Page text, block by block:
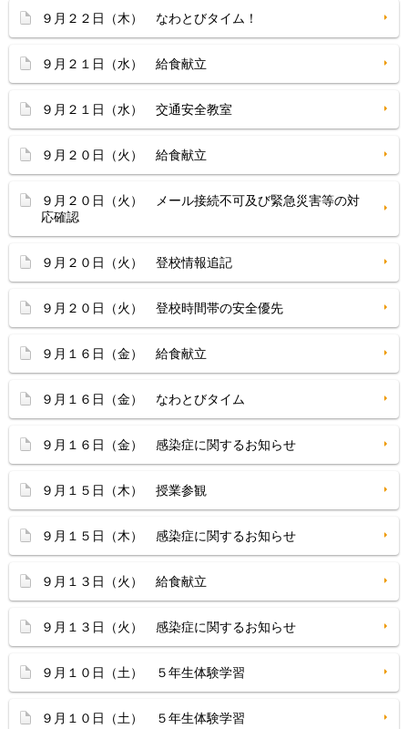
９月２２日（木） なわとびタイム！
９月２１日（水） 給食献立
９月２１日（水） 交通安全教室
９月２０日（火） 給食献立
９月２０日（火） メール接続不可及び緊急災害等の対
応確認
９月２０日（火） 登校情報追記
９月２０日（火） 登校時間帯の安全優先
９月１６日（金） 給食献立
９月１６日（金） なわとびタイム
９月１６日（金） 感染症に関するお知らせ
９月１５日（木） 授業参観
９月１５日（木） 感染症に関するお知らせ
９月１３日（火） 給食献立
９月１３日（火） 感染症に関するお知らせ
９月１０日（土） ５年生体験学習
９月１０日（土） ５年生体験学習